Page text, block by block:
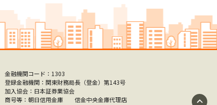
2025.05.15
朝日WEBダイレクト／朝日ビジネスWEB ソフトウェアトー
クンのバージョンアップについて iOS14以下の端末をご利
2025.03.06 重要 セキュリティ
一般社団法人全国信用金庫協会名を騙る詐欺メール・詐
金融機関コード：1303
登録金融機関：関東財務局長（登金）第143号
加入協会：日本証券業協会
商号等：朝日信用金庫 信金中央金庫代理店